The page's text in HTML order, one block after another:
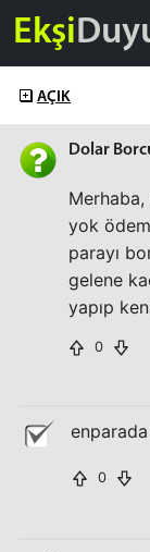
Ekşi
AÇIK
Dolar
yok
parayı
gelene
yapıp
0
0